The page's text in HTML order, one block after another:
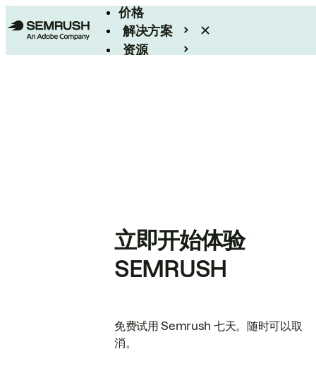
价格
解决方案
资源
立即开始体验
SEMRUSH
免费试用 Semrush 七天。随时可以取
消。